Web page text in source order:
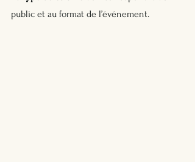
public et au format de l’événement.